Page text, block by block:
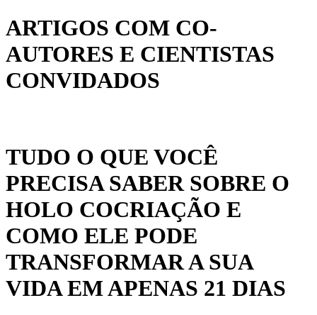
ARTIGOS COM CO-
AUTORES E CIENTISTAS
CONVIDADOS
TUDO O QUE VOCÊ
PRECISA SABER SOBRE O
HOLO COCRIAÇÃO E
COMO ELE PODE
TRANSFORMAR A SUA
VIDA EM APENAS 21 DIAS